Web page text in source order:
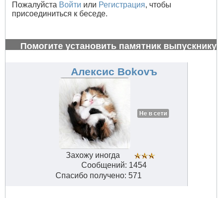
Пожалуйста Войти или Регистрация, чтобы
присоединиться к беседе.
Помогите установить памятник выпускнику
Алексис Bokovъ
Не в сети
Захожу иногда
Сообщений: 1454
Спасибо получено: 571